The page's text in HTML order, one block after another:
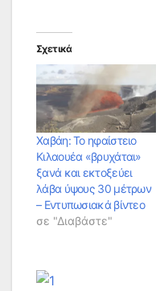
Σχετικά
Χαβάη: Το ηφαίστειο
Κιλαουέα «βρυχάται»
ξανά και εκτοξεύει
λάβα ύψους 30 μέτρων
– Εντυπωσιακά βίντεο
σε "Διαβάστε"